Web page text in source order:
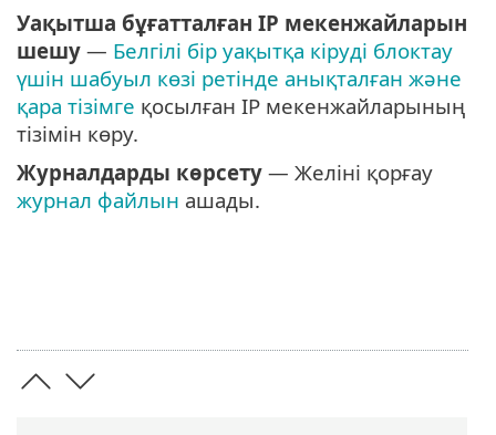
Уақытша бұғатталған IP мекенжайларын
шешу — Белгілі бір уақытқа кіруді блоктау
үшін шабуыл көзі ретінде анықталған және
қара тізімге қосылған IP мекенжайларының
тізімін көру.
Журналдарды көрсету — Желіні қорғау
журнал файлын ашады.